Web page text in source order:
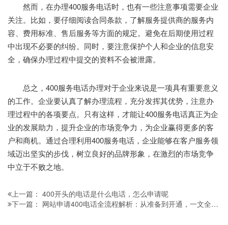
然而，在办理400服务电话时，也有一些注意事项需要企业
关注。比如，要仔细阅读合同条款，了解服务提供商的服务内
容、费用标准、售后服务等方面的规定。避免在后期使用过程
中出现不必要的纠纷。同时，要注意保护个人和企业的信息安
全，确保办理过程中提交的资料不会被泄露。
总之，400服务电话办理对于企业来说是一项具有重要意义
的工作。企业要认真了解办理流程，充分发挥其优势，注意办
理过程中的各项要点。只有这样，才能让400服务电话真正为企
业的发展助力，提升企业的市场竞争力，为企业赢得更多的客
户和商机。通过合理利用400服务电话，企业能够在客户服务领
域迈出坚实的步伐，树立良好的品牌形象，在激烈的市场竞争
中立于不败之地。
上一篇： 400开头的电话是什么电话，怎么申请呢
下一篇： 网站申请400电话全流程解析：从准备到开通，一文全掌握